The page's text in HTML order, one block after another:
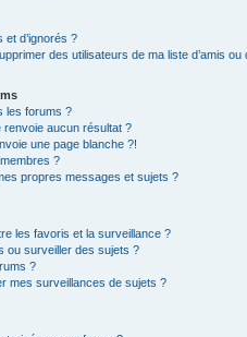
et d’ignorés ?
des utilisateurs de ma liste d’amis ou
les forums ?
renvoie aucun résultat ?
une page blanche ?!
?
propres messages et sujets ?
les favoris et la surveillance ?
ou surveiller des sujets ?
?
mes surveillances de sujets ?